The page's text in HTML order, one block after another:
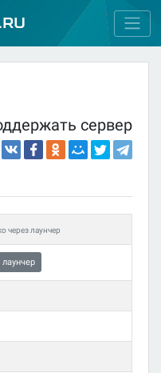
сервер
через лаунчер